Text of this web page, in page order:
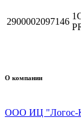
2900002097146
О компании
ООО ИЦ "Логос-